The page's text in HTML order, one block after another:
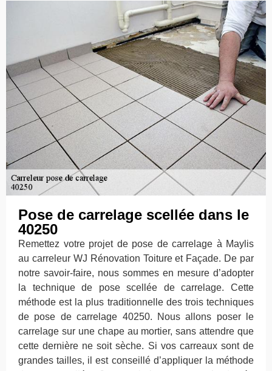
Pose de carrelage scellée dans le
40250
Remettez votre projet de pose de carrelage à Maylis
au carreleur WJ Rénovation Toiture et Façade. De par
notre savoir-faire, nous sommes en mesure d’adopter
la technique de pose scellée de carrelage. Cette
méthode est la plus traditionnelle des trois techniques
de pose de carrelage 40250. Nous allons poser le
carrelage sur une chape au mortier, sans attendre que
cette dernière ne soit sèche. Si vos carreaux sont de
grandes tailles, il est conseillé d’appliquer la méthode